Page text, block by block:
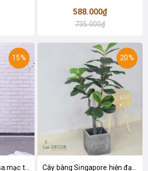
588.000₫
735.000₫
15%
Cây xương rồng trụ sa mạc trang trí loại 2 tay (155cm) - LC2912
20%